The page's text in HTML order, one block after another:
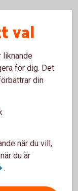
av
är skapad
i ditt
efter din
Ju närmare
blir ditt
val
liknande
för dig. Det
din
när du vill,
du är
.